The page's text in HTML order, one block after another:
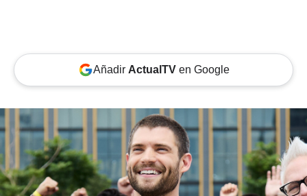
Añadir ActualTVen Google